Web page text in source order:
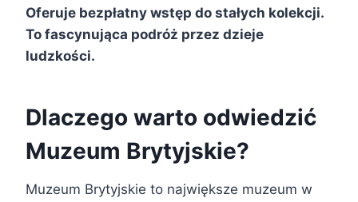
Oferuje bezpłatny wstęp do stałych kolekcji.
To fascynująca podróż przez dzieje
ludzkości.
Dlaczego warto odwiedzić
Muzeum Brytyjskie?
Muzeum Brytyjskie to największe muzeum w